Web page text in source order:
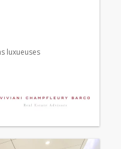
luxueuses